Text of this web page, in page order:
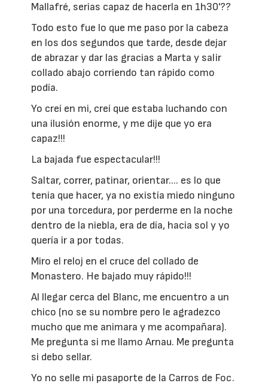
Mallafré, serias capaz de hacerla en 1h30'??
Todo esto fue lo que me paso por la cabeza
en los dos segundos que tarde, desde dejar
de abrazar y dar las gracias a Marta y salir
collado abajo corriendo tan rápido como
podía.
Yo creí en mi, creí que estaba luchando con
una ilusión enorme, y me dije que yo era
capaz!!!
La bajada fue espectacular!!!
Saltar, correr, patinar, orientar.... es lo que
tenia que hacer, ya no existía miedo ninguno
por una torcedura, por perderme en la noche
dentro de la niebla, era de día, hacia sol y yo
quería ir a por todas.
Miro el reloj en el cruce del collado de
Monastero. He bajado muy rápido!!!
Al llegar cerca del Blanc, me encuentro a un
chico (no se su nombre pero le agradezco
mucho que me animara y me acompañara).
Me pregunta si me llamo Arnau. Me pregunta
si debo sellar.
Yo no selle mi pasaporte de la Carros de Foc.